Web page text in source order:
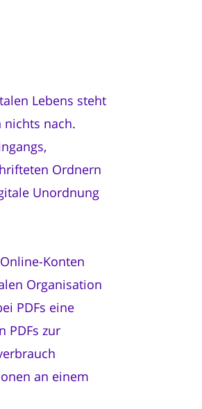
Lebens steht
nichts nach.
Ordnern
Unordnung
Konten
Organisation
PDFs eine
PDFs zur
an einem